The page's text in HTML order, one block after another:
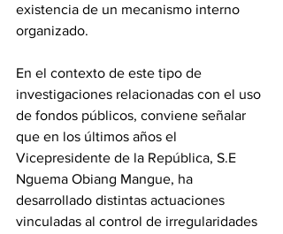
existencia de un mecanismo interno
organizado.
En el contexto de este tipo de
investigaciones relacionadas con el uso
de fondos públicos, conviene señalar
que en los últimos años el
Vicepresidente de la República, S.E
Nguema Obiang Mangue, ha
desarrollado distintas actuaciones
vinculadas al control de irregularidades